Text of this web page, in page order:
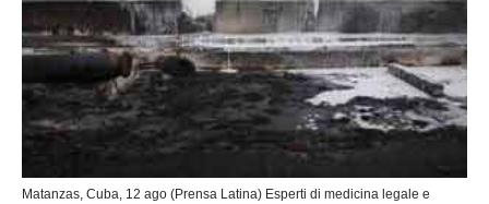
Matanzas, Cuba, 12 ago (Prensa Latina) Esperti di medicina legale e